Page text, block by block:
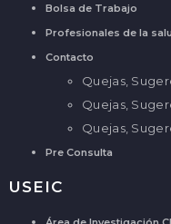
Bolsa de Trabajo
Profesionales de la
Contacto
Quejas,
Quejas,
Quejas,
Pre Consulta
USEIC